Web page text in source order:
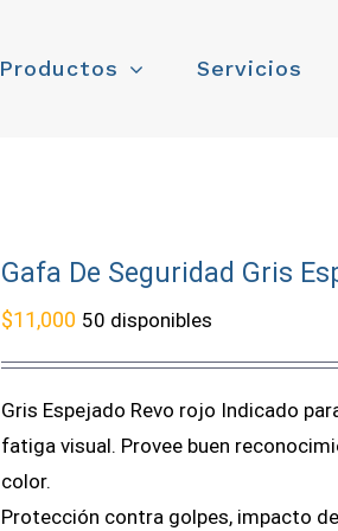
Productos Servicios
Gafa De Seguridad Gris
$11,000 50 disponibles
Gris Espejado Revo rojo Indicado
fatiga visual. Provee buen
color.
Protección contra golpes, impacto